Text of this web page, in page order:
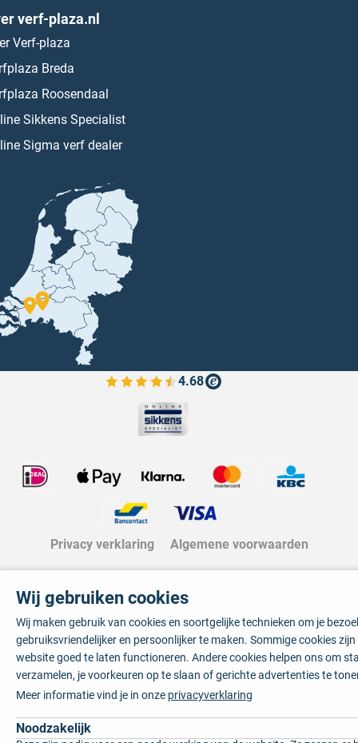
verf-plaza.nl
Verf-plaza
Breda
Roosendaal
Sikkens Specialist
Sigma verf dealer
4.68
Bekijk de verfplaza beoordelingen
Privacy verklaring Algemene voorwaarden
Wij gebruiken cookies
Wij maken gebruik van cookies en soortgelijke technieken om je
gebruiksvriendelijker en persoonlijker te maken. Sommige cookies
website goed te laten functioneren. Andere cookies helpen ons om
verzamelen, je voorkeuren op te slaan of gerichte advertenties te
Meer informatie vind je in onze privacyverklaring
Noodzakelijk